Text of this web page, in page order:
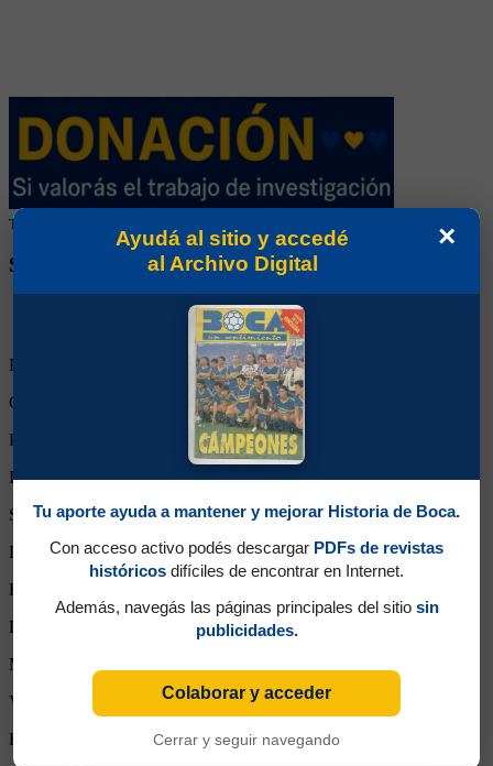
Tu colaboración ayuda a mantener este archivo histórico en línea
SEGUINOS EN REDES SOCIALES
Partidos Jugados:
Goles Convertidos:
0 (0.00)
Partidos de titular:
Ingresos desde el banco:0
Suplente:0
Partidos completos:117
Expulsiones:
Partidos reemplazado:
Minutos Disputados:
Victorias:
Empates:
×
Ayudá al sitio y accedé
al Archivo Digital
Tu aporte ayuda a mantener y mejorar Historia de Boca.
Con acceso activo podés descargar PDFs de revistas
históricos difíciles de encontrar en Internet.
Además, navegás las páginas principales del sitio sin
publicidades.
Colaborar y acceder
Cerrar y seguir navegando